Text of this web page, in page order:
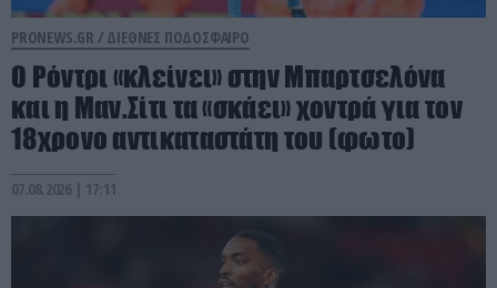
PRONEWS.GR / ΔΙΕΘΝΕΣ ΠΟΔΟΣΦΑΙΡΟ
Ο Ρόντρι «κλείνει» στην Μπαρτσελόνα
και η Μαν.Σίτι τα «σκάει» χοντρά για τον
18χρονο αντικαταστάτη του (φωτο)
07.08.2026 | 17:11